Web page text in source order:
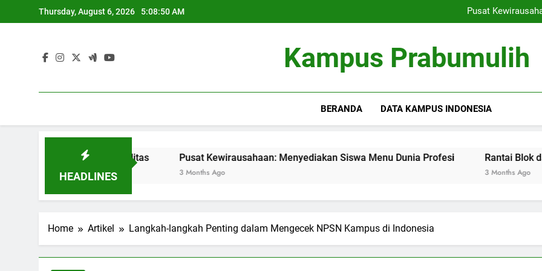
to
Thursday, August 6, 2026 5:08:51 AM
Pusat
Rantai Blok dalam
Pusat
Rantai Blok dalam
Kampus Prabumulih
BERANDA DATA KAMPUS INDONESIA
HEADLINES
Berkualitas Pusat Kewirausahaan: Menyediakan Siswa Menu Dunia Profesi Rantai Blok dalam
Home Artikel Langkah-langkah Penting dalam Mengecek NPSN Kampus di Indonesia